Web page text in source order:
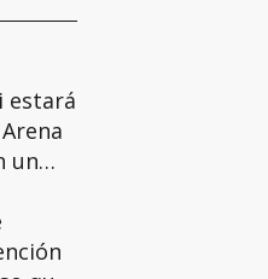
estará
un